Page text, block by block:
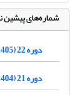
شماره‌های پیشین
دوره 22 (1405)
دوره 21 (1404)